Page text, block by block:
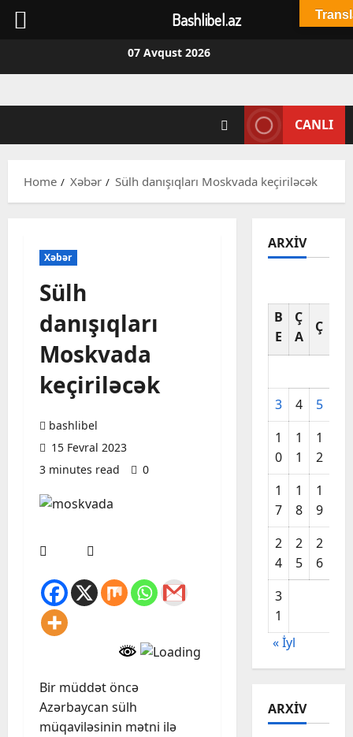
07 Avqust 2026
CANLI
Home Xəbər Sülh danışıqları Moskvada keçiriləcək
Xəbər
Sülh
danışıqları
Moskvada
keçiriləcək
bashlibel
15 Fevral 2023
3 minutes read
0
Bir müddət öncə
Azərbaycan sülh
müqaviləsinin mətni ilə
ARXIV
B
E
Ç
A
Ç
3 4 5
1
0
1
1
1
2
1
7
1
8
1
9
2
4
2
5
2
6
3
1
« İyl
ARXIV
Bashlibel.az